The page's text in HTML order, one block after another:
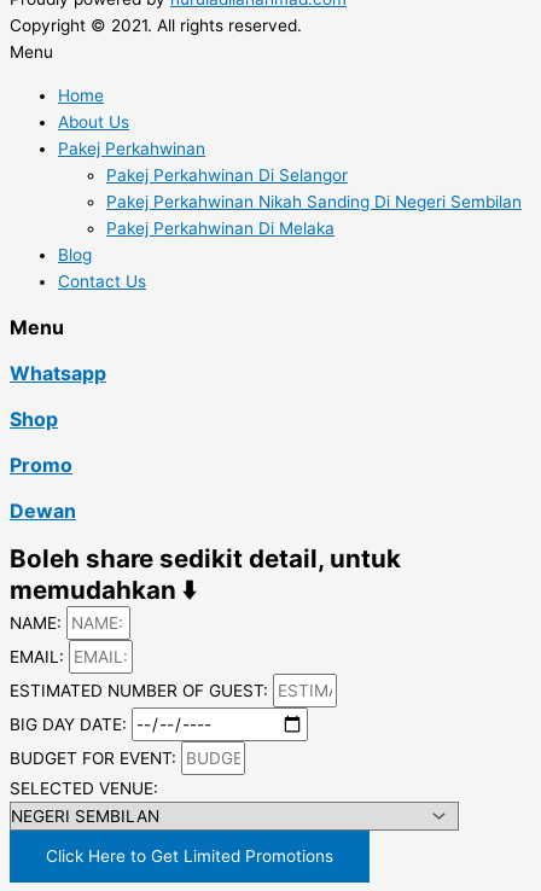
Copyright © 2021. All rights reserved.
Menu
Home
About Us
Pakej Perkahwinan
Pakej Perkahwinan Di Selangor
Pakej Perkahwinan Nikah Sanding Di Negeri Sembilan
Pakej Perkahwinan Di Melaka
Blog
Contact Us
Menu
Whatsapp
Shop
Promo
Dewan
Boleh share sedikit detail, untuk
memudahkan ⬇️
NAME:
EMAIL:
ESTIMATED NUMBER OF GUEST:
BIG DAY DATE:
BUDGET FOR EVENT:
SELECTED VENUE:
Click Here to Get Limited Promotions